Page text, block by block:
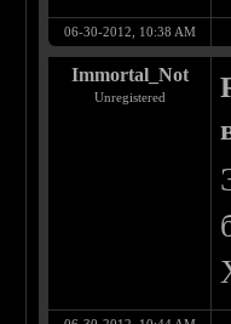
06-30-2012, 10:38 AM
Immortal_Not
Unregistered